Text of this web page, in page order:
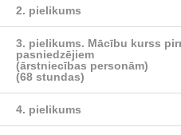
2. pielikums
3. pielikums. Mācību kurss
pasniedzējiem
(ārstniecības personām)
(68 stundas)
4. pielikums